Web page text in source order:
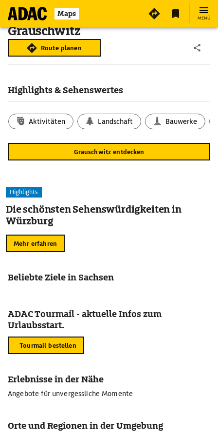
Maps MENÜ
Grauschwitz
Route planen
Highlights & Sehenswertes
Aktivitäten Landschaft Bauwerke
Grauschwitz entdecken
Highlights
Die schönsten Sehenswürdigkeiten in
Würzburg
Mehr erfahren
Beliebte Ziele in Sachsen
ADAC Tourmail - aktuelle Infos zum
Urlaubsstart.
Tourmail bestellen
Erlebnisse in der Nähe
Angebote für unvergessliche Momente
Orte und Regionen in der Umgebung